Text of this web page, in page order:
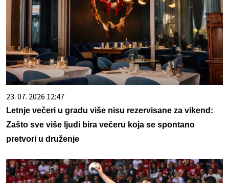
23. 07. 2026 12:47
Letnje večeri u gradu više nisu rezervisane za vikend:
Zašto sve više ljudi bira večeru koja se spontano
pretvori u druženje